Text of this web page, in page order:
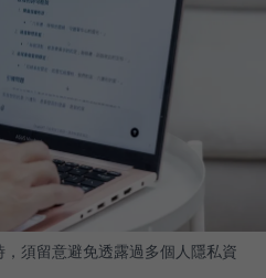
須留意避免透露過多個人隱私資